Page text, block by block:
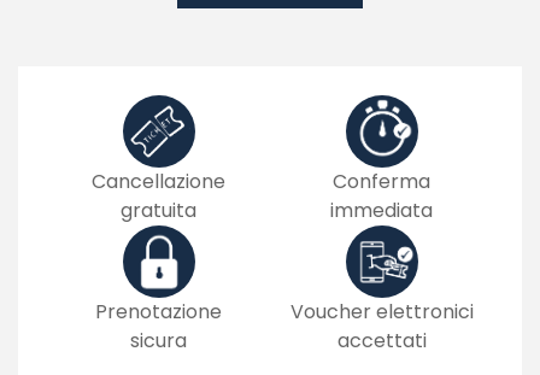
Cancellazione
gratuita
Conferma
immediata
Prenotazione
sicura
Voucher elettronici
accettati